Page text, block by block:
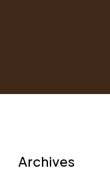
Archives